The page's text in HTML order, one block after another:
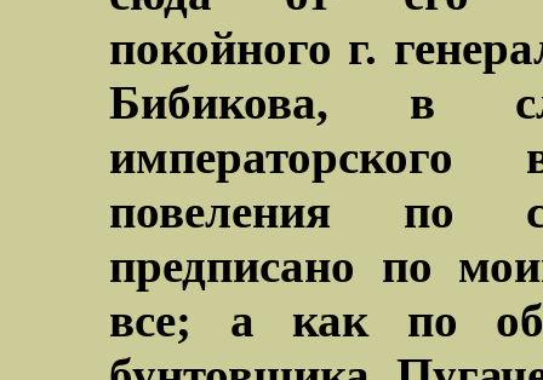
покойного г.
Бибикова, в
императорского
повеления по
предписано по
все; а как по